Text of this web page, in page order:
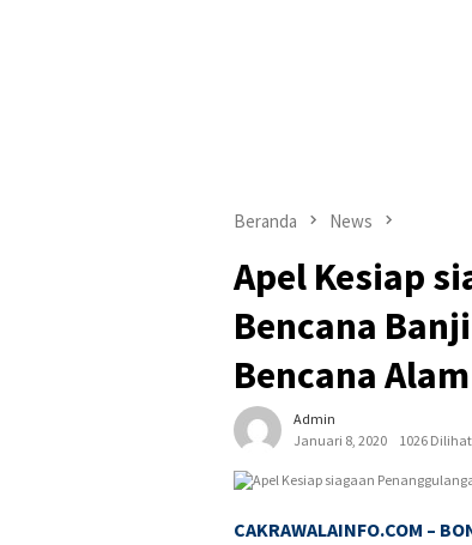
Beranda News
Apel Kesiap
Bencana
Bencana
Admin
Januari 8, 2020
1026 Dilihat
CAKRAWALAINFO.COM –